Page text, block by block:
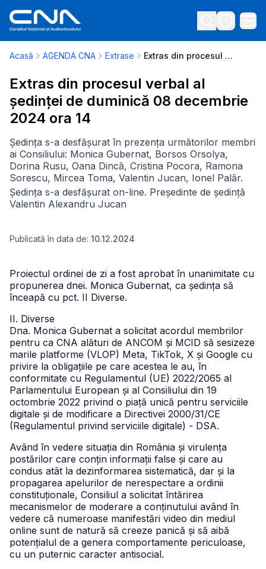
Acasă AGENDA CNA Extrase Extras din procesul verbal al ședinței de duminică 08 decembrie 2024 ora 14
Extras din procesul verbal al
ședinței de duminică 08 decembrie
2024 ora 14
Ședința s-a desfășurat în prezența următorilor membri
ai Consiliului: Monica Gubernat, Borsos Orsolya,
Dorina Rusu, Oana Dincă, Cristina Pocora, Ramona
Sorescu, Mircea Toma, Valentin Jucan, Ionel Palăr.
Ședința s-a desfășurat on-line. Președinte de ședință
Valentin Alexandru Jucan
Publicată în data de: 10.12.2024
Proiectul ordinei de zi a fost aprobat în unanimitate cu
propunerea dnei. Monica Gubernat, ca ședința să
înceapă cu pct. II Diverse.
II. Diverse
Dna. Monica Gubernat a solicitat acordul membrilor
pentru ca CNA alături de ANCOM și MCID să sesizeze
marile platforme (VLOP) Meta, TikTok, X și Google cu
privire la obligațiile pe care acestea le au, în
conformitate cu Regulamentul (UE) 2022/2065 al
Parlamentului European și al Consiliului din 19
octombrie 2022 privind o piață unică pentru serviciile
digitale și de modificare a Directivei 2000/31/CE
(Regulamentul privind serviciile digitale) - DSA.
Având în vedere situația din România și virulența
postărilor care conțin informații false și care au
condus atât la dezinformarea sistematică, dar și la
propagarea apelurilor de nerespectare a ordinii
constituționale, Consiliul a solicitat întărirea
mecanismelor de moderare a conținutului având în
vedere că numeroase manifestări video din mediul
online sunt de natură să creeze panică și să aibă
potențialul de a genera comportamente periculoase,
cu un puternic caracter antisocial.